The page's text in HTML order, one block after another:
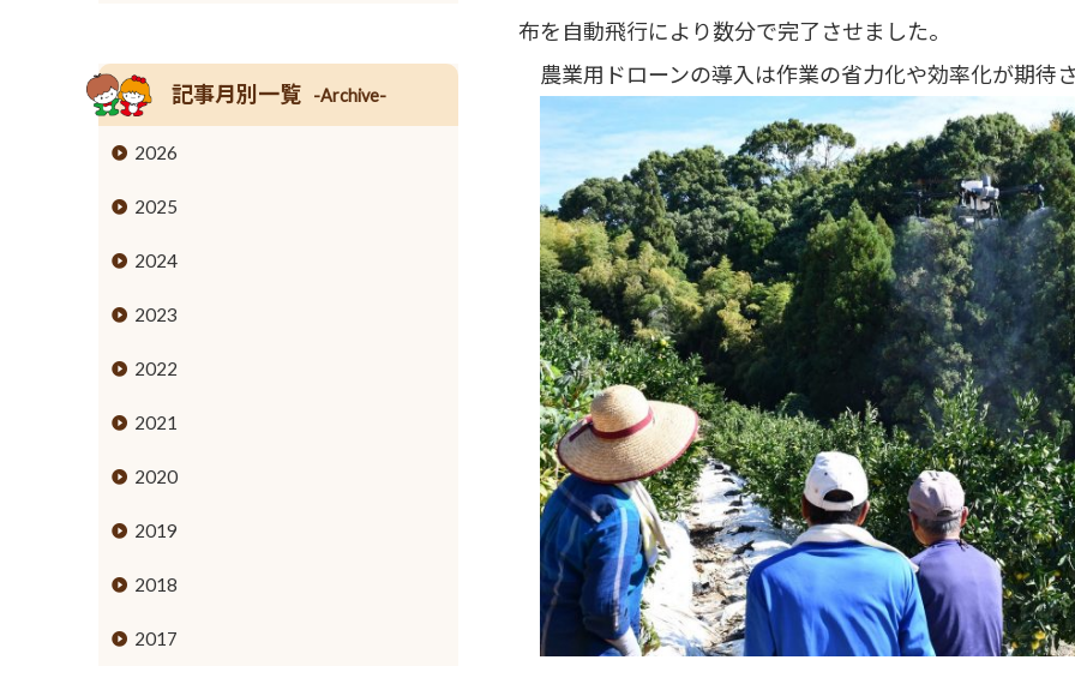
布を自動飛行により数分で完了させました。
農業用ドローンの導入は作業の省力化や効率化が期待
グリーンアスパラガス
記事月別一覧 -Archive-
2026
2025
2024
2023
2022
2021
2020
2019
2018
2017